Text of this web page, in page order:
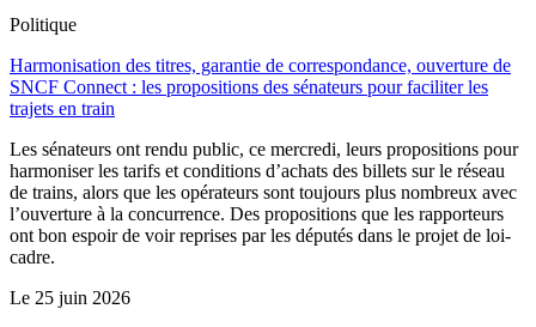
Politique
Harmonisation des titres, garantie de correspondance, ouverture de
SNCF Connect : les propositions des sénateurs pour faciliter les
trajets en train
Les sénateurs ont rendu public, ce mercredi, leurs propositions pour
harmoniser les tarifs et conditions d’achats des billets sur le réseau
de trains, alors que les opérateurs sont toujours plus nombreux avec
l’ouverture à la concurrence. Des propositions que les rapporteurs
ont bon espoir de voir reprises par les députés dans le projet de loi-
cadre.
Le 25 juin 2026